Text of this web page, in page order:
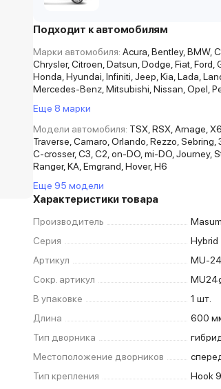
Подходит к автомобилям
Марки автомобиля: Acura, Bentley, BMW,
Chrysler, Citroen, Datsun, Dodge, Fiat, Ford,
Honda, Hyundai, Infiniti, Jeep, Kia, Lada,
Mercedes-Benz, Mitsubishi, Nissan, Opel,
Еще 8 марки
Модели автомобиля: TSX, RSX, Arnage,
Traverse, Camaro, Orlando, Rezzo,
C-crosser, C3, C2, on-DO, mi-DO, Journey,
Ranger, KA, Emgrand, Hover, H6
Еще 95 модели
Характеристики товара
Производитель
Серия
Hybrid
Артикул
MU-
Сокр. артикул
В упаковке
1 шт.
Длина
600
Тип дворника
Местоположение дворников
Тип крепления
Hook